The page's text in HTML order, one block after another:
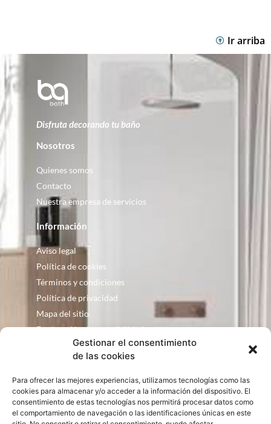
Gestionar el consentimiento
de las cookies
Para ofrecer las mejores experiencias, utilizamos tecnologías como las
cookies para almacenar y/o acceder a la información del dispositivo. El
consentimiento de estas tecnologías nos permitirá procesar datos como
el comportamiento de navegación o las identificaciones únicas en este
Ir arriba
Disfruta decorando tu baño
Nosotros
Quienes somos
Contacto
Nuestra empresa de servicios
Información
Aviso legal
Política de cookies
Términos y condiciones
Política de privacidad
Mapa del sitio
Declaración de accesibilidad
Contacto
Fontanería Baquero
C/ Justo Zoco, 36 Ejea de los Caballeros
Zaragoza – España
consultas@bqbath.es